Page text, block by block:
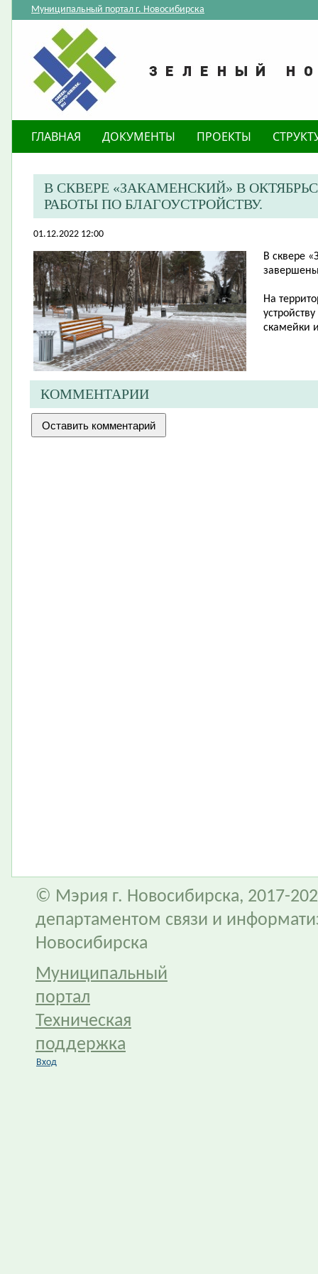
Муниципальный портал г. Новосибирска
ГЛАВНАЯ ДОКУМЕНТЫ ПРОЕКТЫ
​В СКВЕРЕ «ЗАКАМЕНСКИЙ» В
РАБОТЫ ПО БЛАГОУСТРОЙСТВУ.
01.12.2022 12:00
В сквере
завершены
На
скамейки
КОММЕНТАРИИ
© Мэрия г. Новосибирска, 2017-
департаментом связи и
Новосибирска
Муниципальный
портал
Техническая
поддержка
Вход